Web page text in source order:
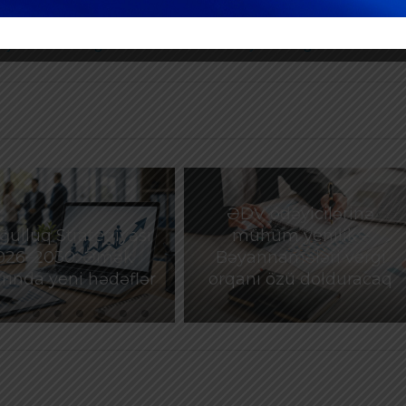
NEXT POST
Strategiyası
Əmək
yeni hədəflər
ƏDV ödəyicilərinə
mühüm yenilik –
Bəyannamələri vergi
orqanı özü dolduracaq